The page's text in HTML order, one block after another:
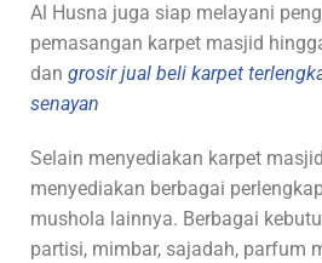
Al Husna juga siap melayani
pemasangan karpet masjid
dan grosir jual beli karpet
senayan
Selain menyediakan karpet
menyediakan berbagai
mushola lainnya. Berbagai
partisi, mimbar, sajadah, parfum